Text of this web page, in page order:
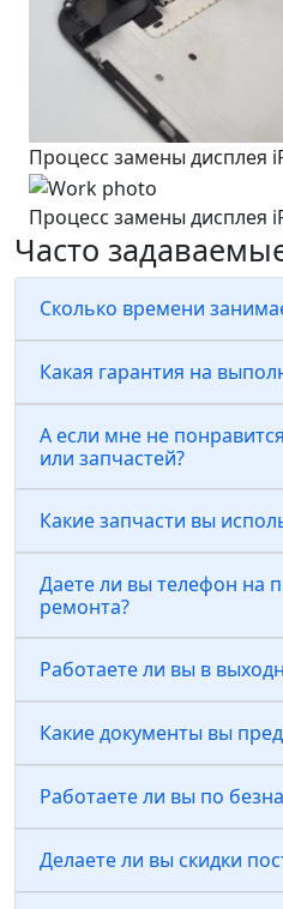
Процесс замены дисплея
Процесс замены дисплея
Часто
Сколько времени
Какая гарантия на
А если мне не
или запчастей?
Какие запчасти вы
Даете ли вы телефон на
ремонта?
Работаете ли вы в
Какие документы вы
Работаете ли вы по
Делаете ли вы скидки